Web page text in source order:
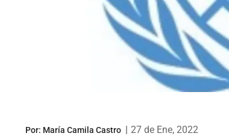
Por: María Camila Castro | 27 de Ene, 2022